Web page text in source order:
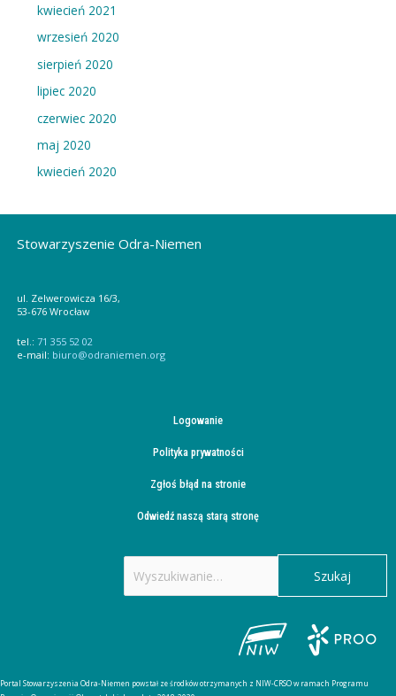
kwiecień 2021
wrzesień 2020
sierpień 2020
lipiec 2020
czerwiec 2020
maj 2020
kwiecień 2020
Stowarzyszenie Odra-Niemen
ul. Zelwerowicza 16/3,
53-676 Wrocław
tel.: 71 355 52 02
e-mail: biuro@odraniemen.org
Logowanie
Polityka prywatności
Zgłoś błąd na stronie
Odwiedź naszą starą stronę
Szukaj
dla:
Portal Stowarzyszenia Odra-Niemen powstał ze środków otrzymanych z NIW-CRSO w ramach Programu